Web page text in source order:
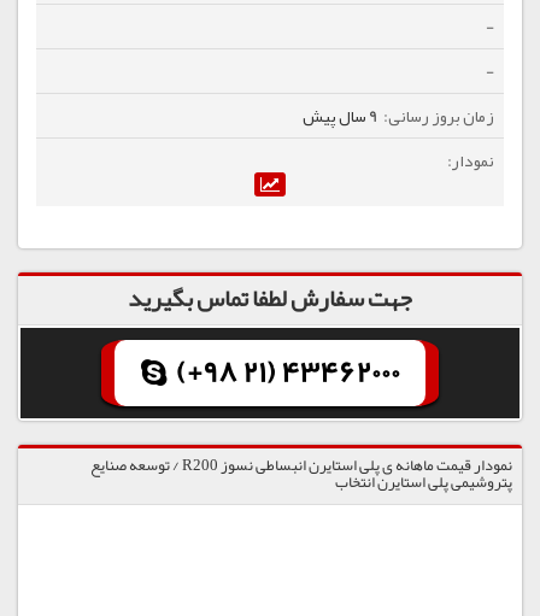
-
-
9 سال پیش
جهت سفارش لطفا تماس بگیرید
(+98 21) 43462000
نمودار قیمت ماهانه ی پلی استایرن انبساطی نسوز R200 / توسعه صنایع
پتروشیمی پلی استایرن انتخاب